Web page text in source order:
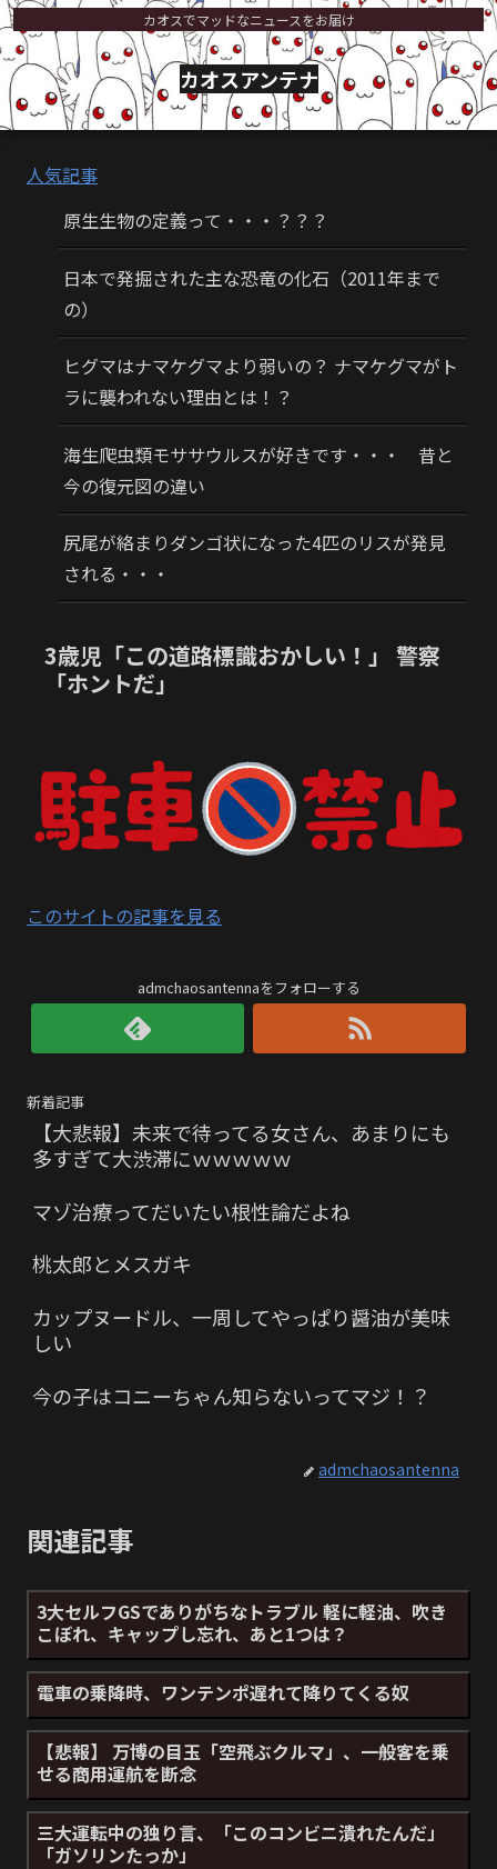
カオスでマッドなニュースをお届け
カオスアンテナ
人気記事
原生生物の定義って・・・？？？
日本で発掘された主な恐竜の化石（2011年まで
の）
ヒグマはナマケグマより弱いの？ ナマケグマがト
ラに襲われない理由とは！？
海生爬虫類モササウルスが好きです・・・ 昔と
今の復元図の違い
尻尾が絡まりダンゴ状になった4匹のリスが発見
される・・・
3歳児「この道路標識おかしい！」 警察
「ホントだ」
このサイトの記事を見る
admchaosantennaをフォローする
新着記事
【大悲報】未来で待ってる女さん、あまりにも
多すぎて大渋滞にｗｗｗｗｗ
マゾ治療ってだいたい根性論だよね
桃太郎とメスガキ
カップヌードル、一周してやっぱり醤油が美味
しい
今の子はコニーちゃん知らないってマジ！？
admchaosantenna
関連記事
3大セルフGSでありがちなトラブル 軽に軽油、吹き
こぼれ、キャップし忘れ、あと1つは？
電車の乗降時、ワンテンポ遅れて降りてくる奴
【悲報】 万博の目玉「空飛ぶクルマ」、一般客を乗
せる商用運航を断念
三大運転中の独り言、「このコンビニ潰れたんだ」
「ガソリンたっか」